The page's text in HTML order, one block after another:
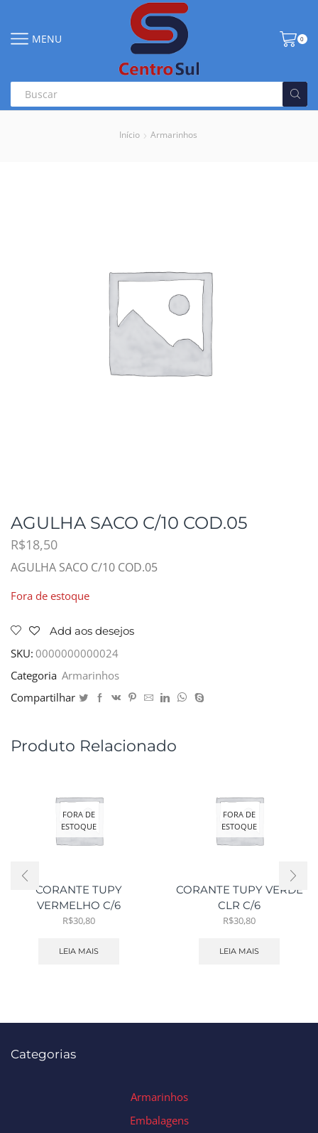
MENU 0
Início Armarinhos
AGULHA SACO C/10 COD.05
R$18,50
AGULHA SACO C/10 COD.05
Fora de estoque
Add aos desejos
SKU: 0000000000024
Categoria Armarinhos
Compartilhar
Produto Relacionado
FORA DE
ESTOQUE
CORANTE TUPY
VERMELHO C/6
R$30,80
LEIA MAIS
FORA DE
ESTOQUE
CORANTE TUPY VERDE
CLR C/6
R$30,80
LEIA MAIS
Categorias
Armarinhos
Embalagens